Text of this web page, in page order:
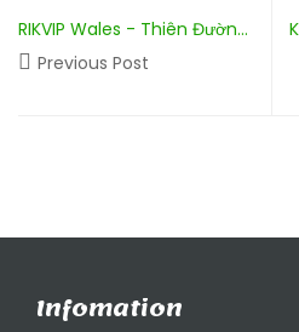
RIKVIP Wales - Thiên Đường Giải Trí Online Đẳng Cấp Nhất_
Previous Post
Infomation